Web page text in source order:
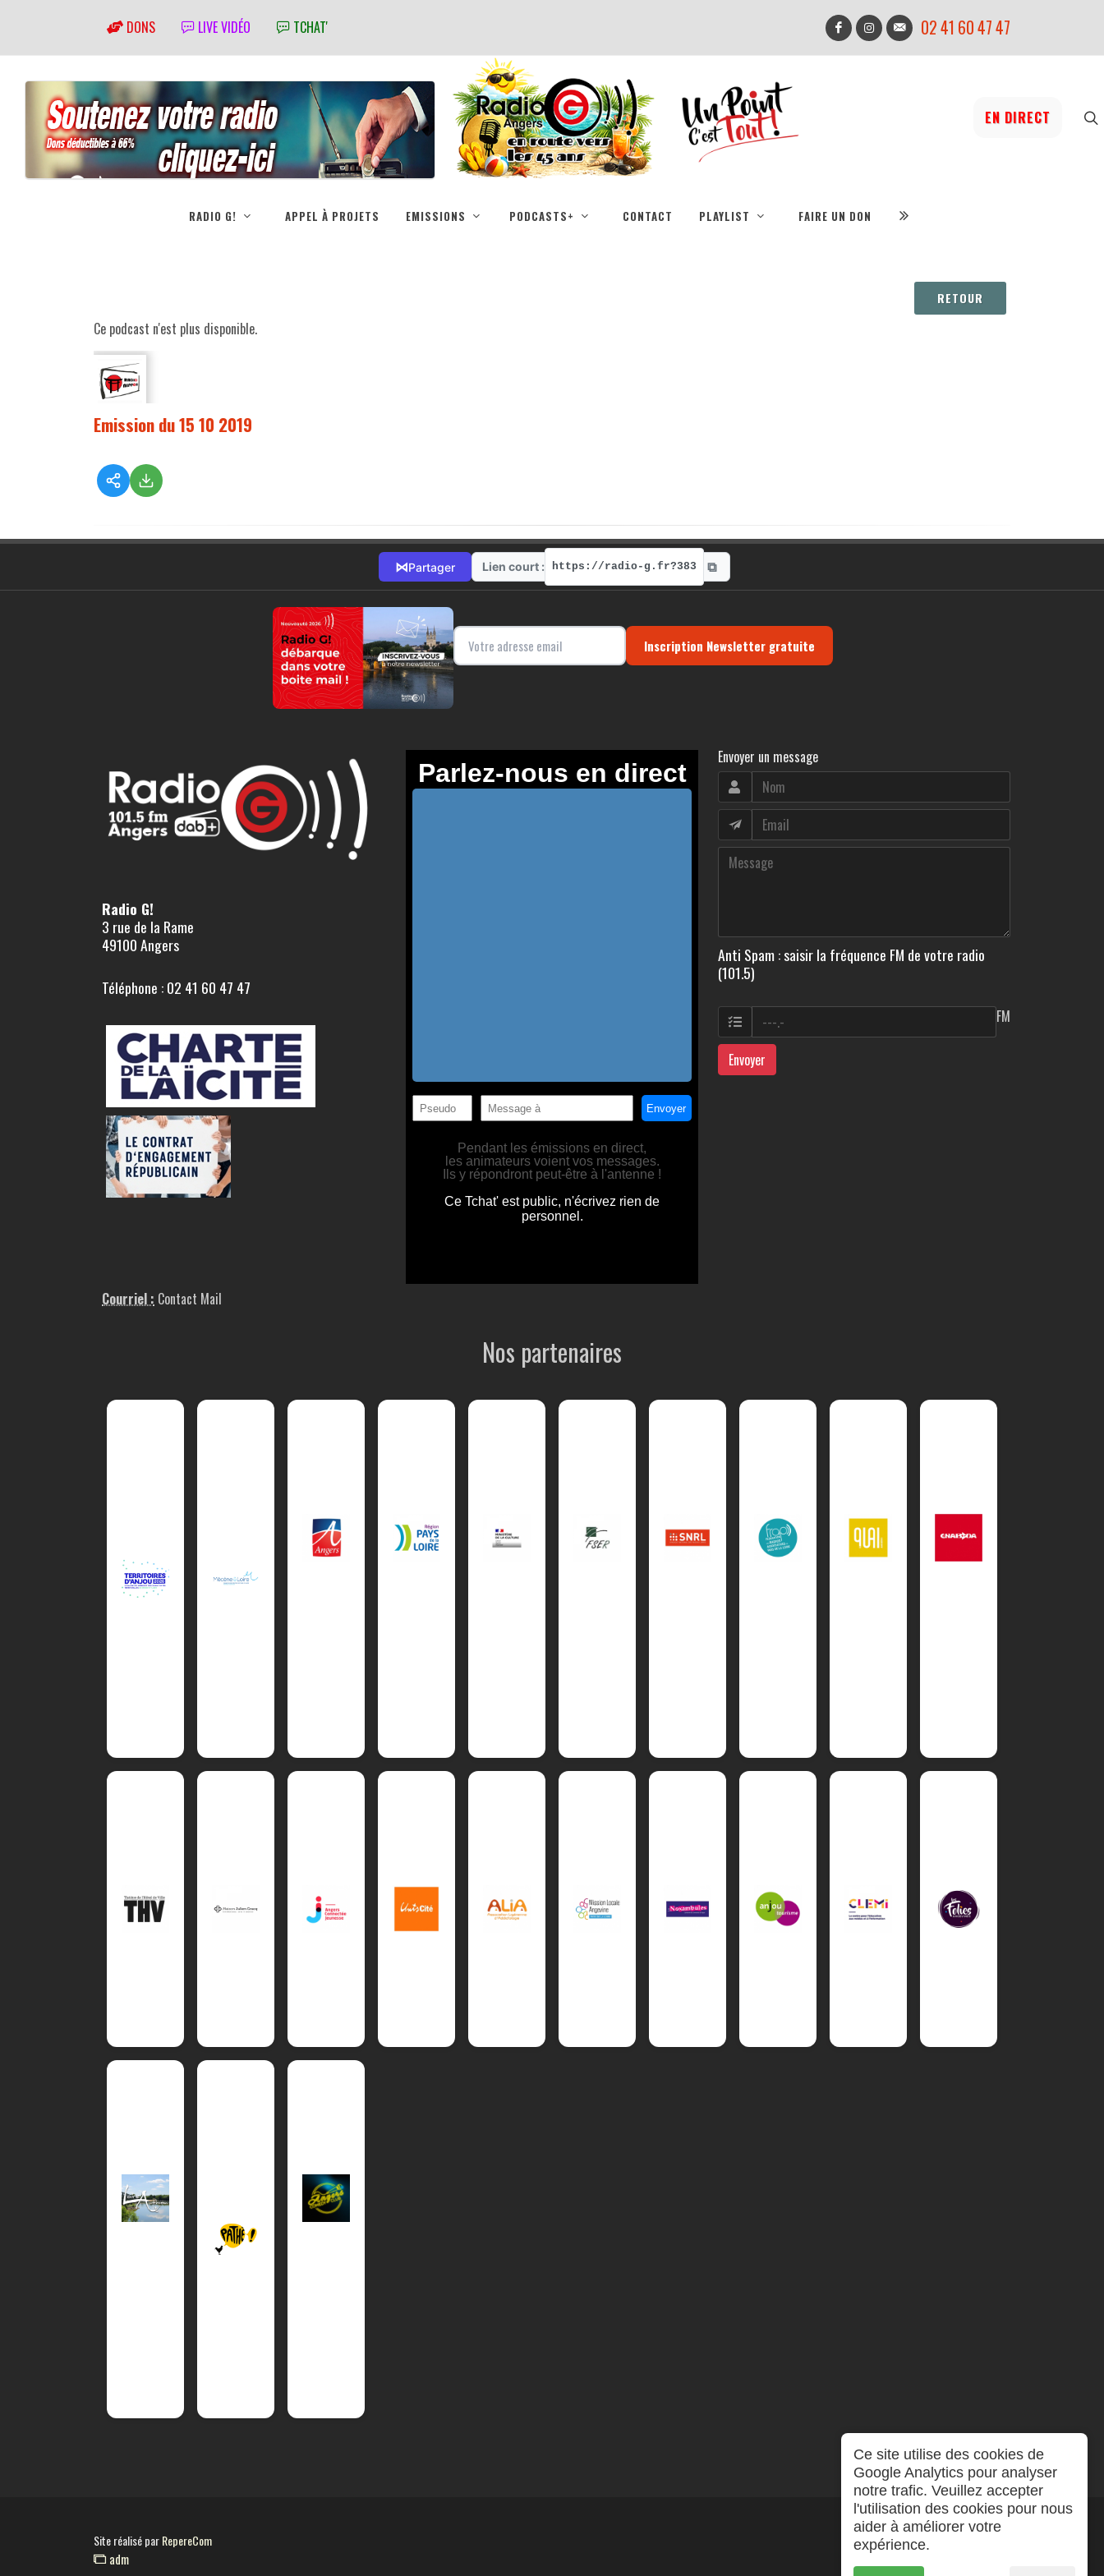
DONS LIVE VIDÉO TCHAT' 02 41 60 47 47
EN DIRECT
RADIO G! APPEL À PROJETS EMISSIONS PODCASTS+ CONTACT PLAYLIST FAIRE UN DON
RETOUR
Ce podcast n'est plus disponible.
Emission du 15 10 2019
⋈Partager Lien court : https://radio-g.fr?383 ⧉
Inscription Newsletter gratuite
Radio G!
3 rue de la Rame
49100 Angers
Téléphone : 02 41 60 47 47
Courriel : Contact Mail
Envoyer un message
Anti Spam : saisir la fréquence FM de votre radio
(101.5)
FM
Envoyer
Nos partenaires
Site réalisé parRepereCom
adm
Ce site utilise des cookies de
Google Analytics pour analyser
notre trafic. Veuillez accepter
l'utilisation des cookies pour nous
aider à améliorer votre
expérience.